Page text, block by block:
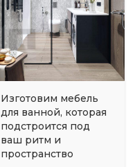
Изготовим мебель
для ванной, которая
подстроится под
ваш ритм и
пространство